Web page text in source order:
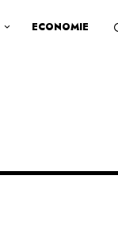
ECONOMIE